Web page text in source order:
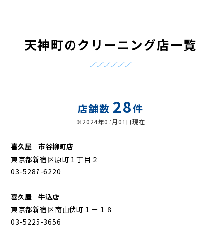
天神町のクリーニング店一覧
店舗数 28件
※2024年07月01日現在
喜久屋 市谷柳町店
東京都新宿区原町１丁目２
03-5287-6220
喜久屋 牛込店
東京都新宿区南山伏町１－１８
03-5225-3656